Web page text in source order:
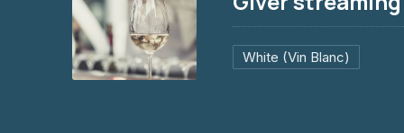
White (Vin Blanc)